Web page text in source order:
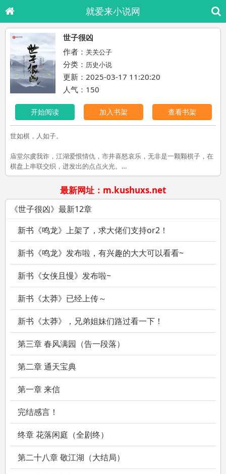
就爱来小说网
世子很凶
作者： 关关公子
分类： 历史小说
更新：2025-03-17 11:20:20
人气：150
开始阅读 加入书架 查看书架
世如棋，人如子。
庙堂尔虞我诈，江湖爱恨情仇，市井喜怒哀乐，无非是一颗颗棋子，在
棋盘上串联交织，迸发出的点点火光。
昭鸿年间，坊间盛传有藩王窥伺金殿上那张龙椅，皇帝召各路藩王世子
入京求学，实为质子。
许不令身为肃王世子，天子脚下，本该谨言慎行‘藏拙自污’。
结果……
群众：“许世子德才兼备，实乃‘不鸣则已，一鸣惊人’。”
许不令：“我不是，别瞎说。”
群众：“许世子算无遗策，有平天下之大才。”
许不令：“我没有，闭嘴。”
群众：“许世子文韬武略，乃治世之能臣，乱世之……”
许不令：“你们TM……”
————
PS：完本人品保证，更新暴力，能宰直接宰吧！
闲聊吹水群：940890538
最新网址：m.kushuxs.net
《世子很凶》最新12章
新书《鸣龙》上架了，求大佬们支持or2！
新书《鸣龙》发布啦，有兴趣的大大可以看看~
新书《女侠且慢》发布啦~
新书《太莽》已经上传～
新书《太莽》，兄弟姐妹们路过看一下！
第三章 春风满园（告一段落）
第二章 通天宝典
第一章 来信
完结感言！
终章 花落闲庭（全剧终）
第二十八章 敬江湖（大结局）